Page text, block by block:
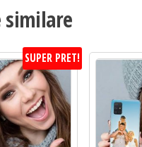
similare
SUPER PRET!